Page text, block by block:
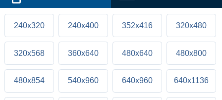
240x320 240x400 352x416 320x480
320x568 360x640 480x640 480x800
480x854 540x960 640x960 640x1136